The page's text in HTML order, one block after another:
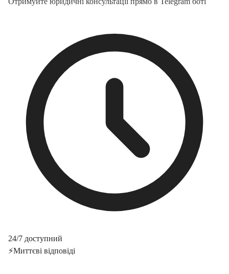
24/7 доступний
⚡Миттєві відповіді